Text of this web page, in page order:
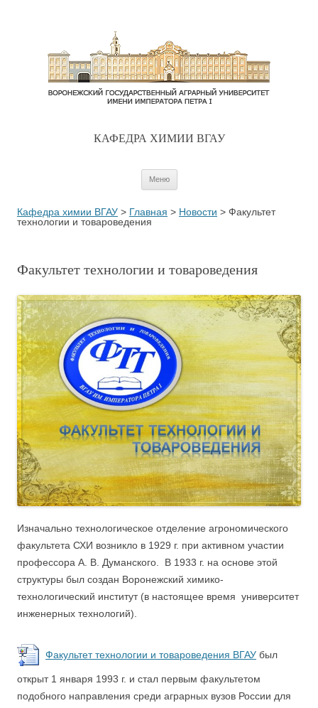
КАФЕДРА ХИМИИ ВГАУ
Меню
Кафедра химии ВГАУ > Главная > Новости > Факультет
технологии и товароведения
Факультет технологии и товароведения
Изначально технологическое отделение агрономического
факультета СХИ возникло в 1929 г. при активном участии
профессора А. В. Думанского. В 1933 г. на основе этой
структуры был создан Воронежский химико-
технологический институт (в настоящее время университет
инженерных технологий).
Факультет технологии и товароведения ВГАУ был
открыт 1 января 1993 г. и стал первым факультетом
подобного направления среди аграрных вузов России для